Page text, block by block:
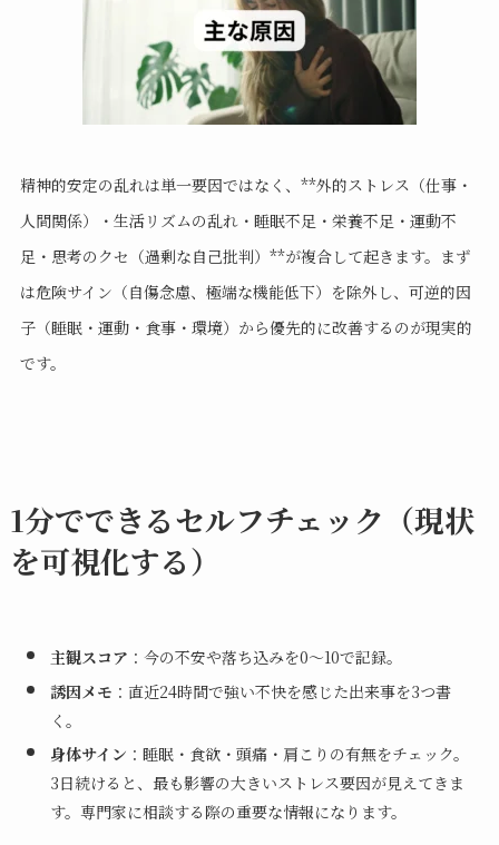
精神的安定の乱れは単一要因ではなく、**外的ストレス（仕事・
人間関係）・生活リズムの乱れ・睡眠不足・栄養不足・運動不
足・思考のクセ（過剰な自己批判）**が複合して起きます。まず
は危険サイン（自傷念慮、極端な機能低下）を除外し、可逆的因
子（睡眠・運動・食事・環境）から優先的に改善するのが現実的
です。
1分でできるセルフチェック（現状
を可視化する）
主観スコア ：今の不安や落ち込みを0〜10で記録。
誘因メモ ：直近24時間で強い不快を感じた出来事を3つ書
く。
身体サイン ：睡眠・食欲・頭痛・肩こりの有無をチェック。
3日続けると、最も影響の大きいストレス要因が見えてきま
す。専門家に相談する際の重要な情報になります。